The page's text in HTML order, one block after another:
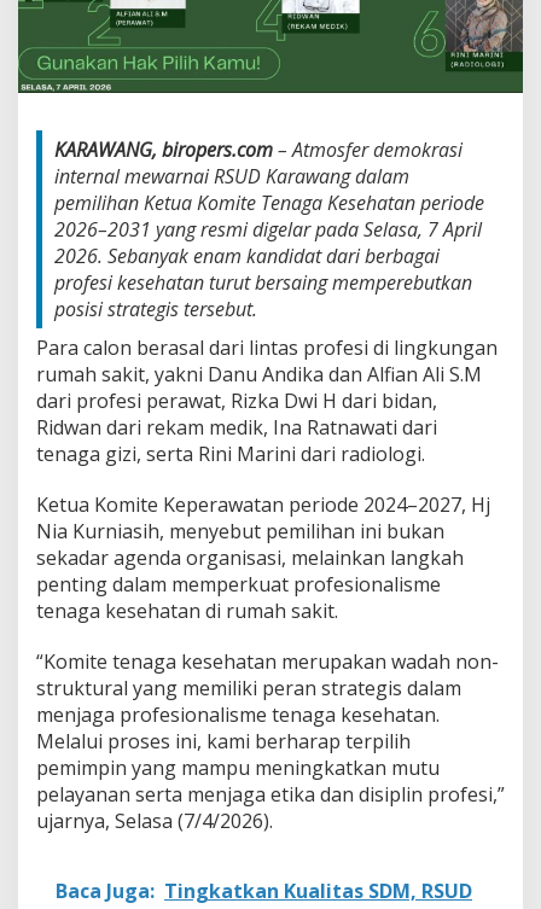
u
r
s
K
e
t
u
a
K
o
m
i
e
T
e
n
a
g
K
e
s
e
h
a
a
n
S
U
D
K
a
w
a
KARAWANG, biropers.com– Atmosfer demokrasi
internal mewarnai RSUD Karawang dalam
pemilihan Ketua Komite Tenaga Kesehatan periode
2026–2031 yang resmi digelar pada Selasa, 7 April
2026. Sebanyak enam kandidat dari berbagai
profesi kesehatan turut bersaing memperebutkan
posisi strategis tersebut.
Para calon berasal dari lintas profesi di lingkungan
rumah sakit, yakni Danu Andika dan Alfian Ali S.M
dari profesi perawat, Rizka Dwi H dari bidan,
Ridwan dari rekam medik, Ina Ratnawati dari
tenaga gizi, serta Rini Marini dari radiologi.
Ketua Komite Keperawatan periode 2024–2027, Hj
Nia Kurniasih, menyebut pemilihan ini bukan
sekadar agenda organisasi, melainkan langkah
penting dalam memperkuat profesionalisme
tenaga kesehatan di rumah sakit.
“Komite tenaga kesehatan merupakan wadah non-
struktural yang memiliki peran strategis dalam
menjaga profesionalisme tenaga kesehatan.
Melalui proses ini, kami berharap terpilih
pemimpin yang mampu meningkatkan mutu
pelayanan serta menjaga etika dan disiplin profesi,”
ujarnya, Selasa (7/4/2026).
Baca Juga: Tingkatkan Kualitas SDM, RSUD